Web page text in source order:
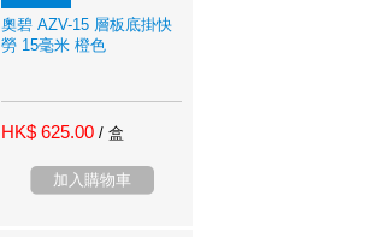
奧碧 AZV-15 層板底掛快
勞 15毫米 橙色
HK$ 625.00 / 盒
加入購物車